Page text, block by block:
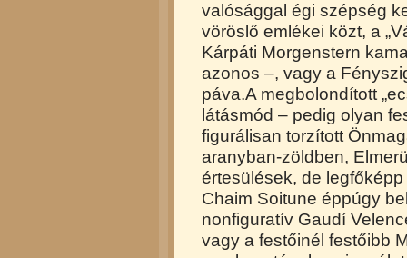
valósággal égi szépség
vöröslő emlékei közt, a
Kárpáti Morgenstern
azonos –, vagy a
páva.A megbolondított
látásmód – pedig olyan
figurálisan torzított
aranyban-zöldben,
értesülések, de
Chaim Soitune éppúgy
nonfiguratív Gaudí
vagy a festőinél festőibb